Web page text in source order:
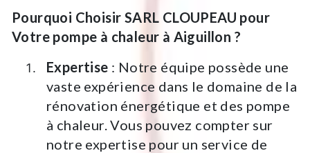
Pourquoi Choisir SARL CLOUPEAU pour
Votre pompe à chaleur à Aiguillon ?
Expertise : Notre équipe possède une
vaste expérience dans le domaine de la
rénovation énergétique et des pompe
à chaleur. Vous pouvez compter sur
notre expertise pour un service de